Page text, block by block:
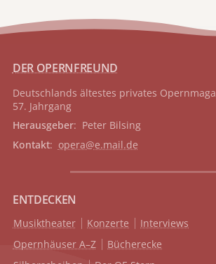
DER OPERNFREUND
Deutschlands ältestes privates
57. Jahrgang
Herausgeber: Peter Bilsing
Kontakt: opera@e.mail.de
ENTDECKEN
Musiktheater Konzerte
Interviews
Opernhäuser A–Z
Bücherecke